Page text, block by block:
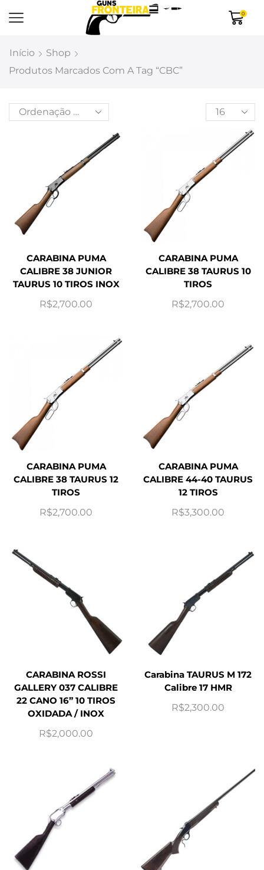
0
Início
Shop
Produtos Marcados Com A Tag “CBC”
CARABINA PUMA
CALIBRE 38 JUNIOR
TAURUS 10 TIROS INOX
R$2,700.00
CARABINA PUMA
CALIBRE 38 TAURUS 10
TIROS
R$2,700.00
CARABINA PUMA
CALIBRE 38 TAURUS 12
TIROS
R$2,700.00
CARABINA PUMA
CALIBRE 44-40 TAURUS
12 TIROS
R$3,300.00
CARABINA ROSSI
GALLERY 037 CALIBRE
22 CANO 16” 10 TIROS
OXIDADA / INOX
R$2,000.00
Carabina TAURUS M 172
Calibre 17 HMR
R$2,300.00